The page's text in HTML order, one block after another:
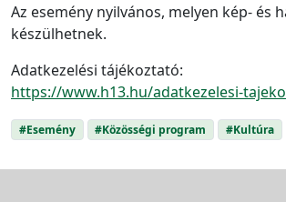
Az esemény nyilvános, melyen kép- és
készülhetnek.
Adatkezelési tájékoztató:
https://www.h13.hu/adatkezelesi-
#Esemény #Közösségi program #Kultúra